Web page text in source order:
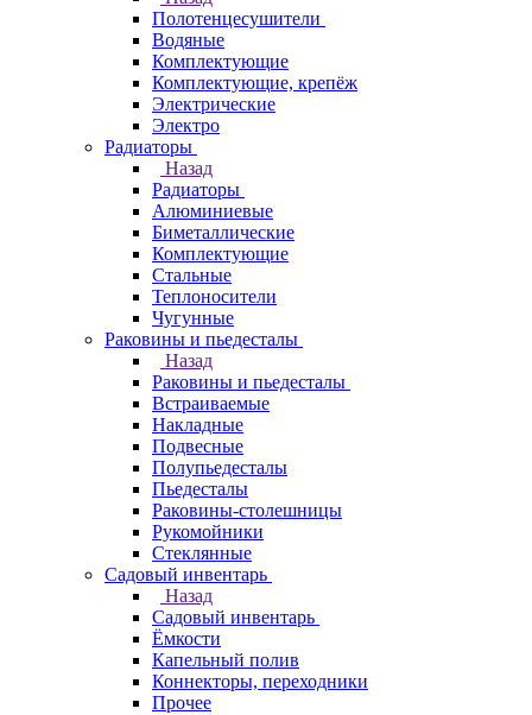
Полотенцесушители
Водяные
Комплектующие
Комплектующие, крепёж
Электрические
Электро
Радиаторы
Назад
Радиаторы
Алюминиевые
Биметаллические
Комплектующие
Стальные
Теплоносители
Чугунные
Раковины и пьедесталы
Назад
Раковины и пьедесталы
Встраиваемые
Накладные
Подвесные
Полупьедесталы
Пьедесталы
Раковины-столешницы
Рукомойники
Стеклянные
Садовый инвентарь
Назад
Садовый инвентарь
Ёмкости
Капельный полив
Коннекторы, переходники
Прочее